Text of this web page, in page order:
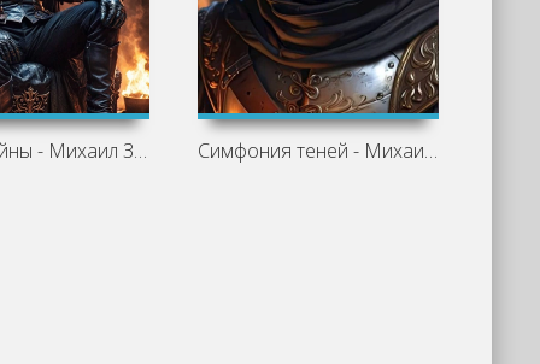
Элегия войны - Михаил Злобин Симфония теней - Михаил Злобин